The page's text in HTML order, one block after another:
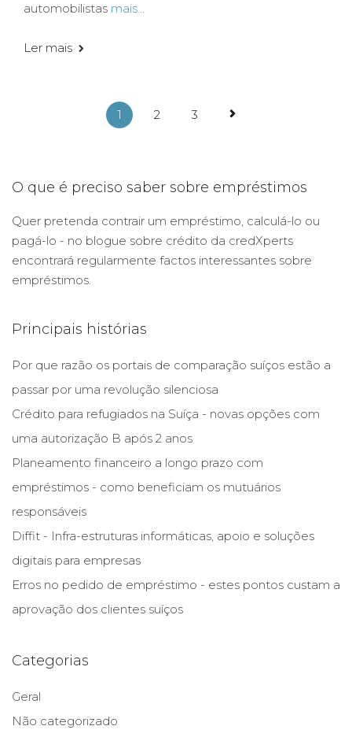
automobilistas mais...
Ler mais
1 2 3
O que é preciso saber sobre empréstimos
Quer pretenda contrair um empréstimo, calculá-lo ou
pagá-lo - no blogue sobre crédito da credXperts
encontrará regularmente factos interessantes sobre
empréstimos.
Principais histórias
Por que razão os portais de comparação suíços estão a
passar por uma revolução silenciosa
Crédito para refugiados na Suíça - novas opções com
uma autorização B após 2 anos
Planeamento financeiro a longo prazo com
empréstimos - como beneficiam os mutuários
responsáveis
Diffit - Infra-estruturas informáticas, apoio e soluções
digitais para empresas
Erros no pedido de empréstimo - estes pontos custam a
aprovação dos clientes suíços
Categorias
Geral
Não categorizado